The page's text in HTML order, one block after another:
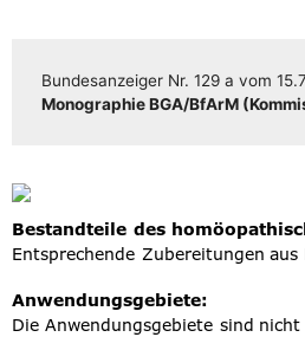
Bun­des­an­zei­ger Nr. 129 a vom
Mono­gra­phie BGA/​​BfArM